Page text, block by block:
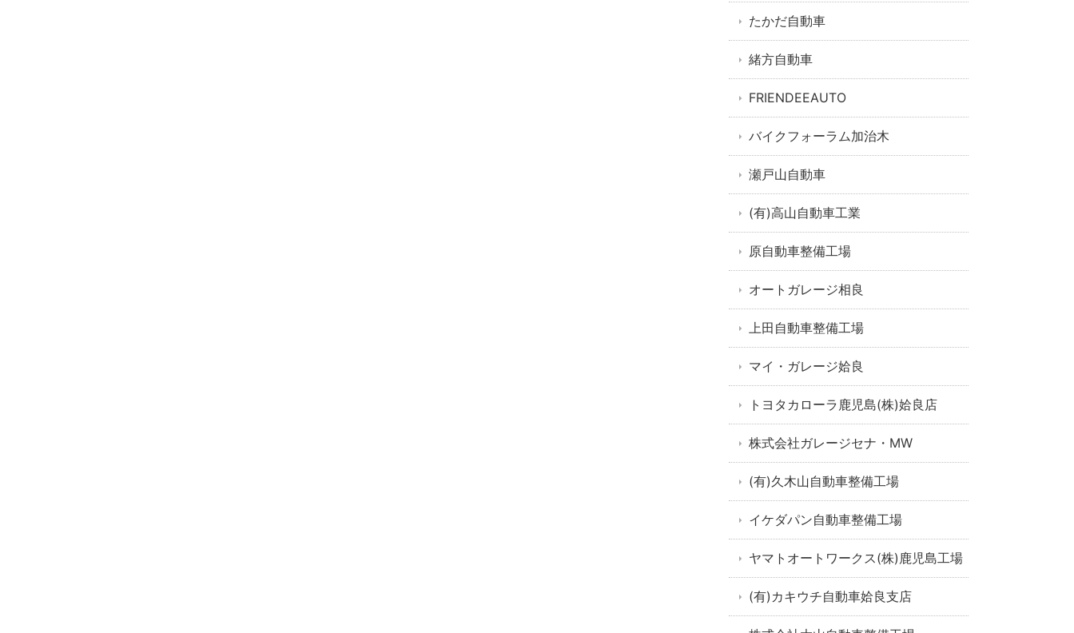
たかだ自動車
緒方自動車
FRIENDEEAUTO
バイクフォーラム加治木
瀬戸山自動車
(有)高山自動車工業
原自動車整備工場
オートガレージ相良
上田自動車整備工場
マイ・ガレージ姶良
トヨタカローラ鹿児島(株)姶良店
株式会社ガレージセナ・MW
(有)久木山自動車整備工場
イケダパン自動車整備工場
ヤマトオートワークス(株)鹿児島工場
(有)カキウチ自動車姶良支店